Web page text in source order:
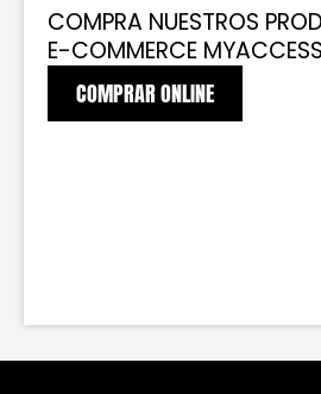
COMPRA NUESTROS
E-COMMERCE
COMPRAR ONLINE